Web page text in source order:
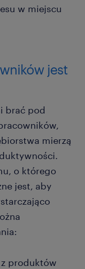
w miejscu
jest
brać pod
mierzą
o którego
jest, aby
produktów